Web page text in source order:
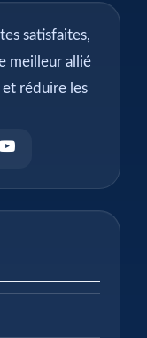
satisfaites,
meilleur allié
réduire les